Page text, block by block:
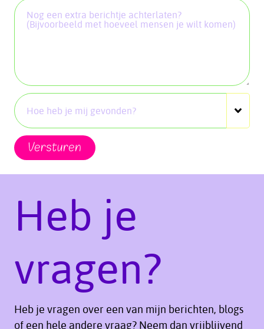
Versturen
Heb je
vragen?
Heb je vragen over een van mijn berichten, blogs
of een hele andere vraag? Neem dan vrijblijvend